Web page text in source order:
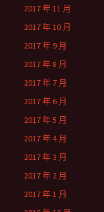
2017 年 11 月
2017 年 10 月
2017 年 9 月
2017 年 8 月
2017 年 7 月
2017 年 6 月
2017 年 5 月
2017 年 4 月
2017 年 3 月
2017 年 2 月
2017 年 1 月